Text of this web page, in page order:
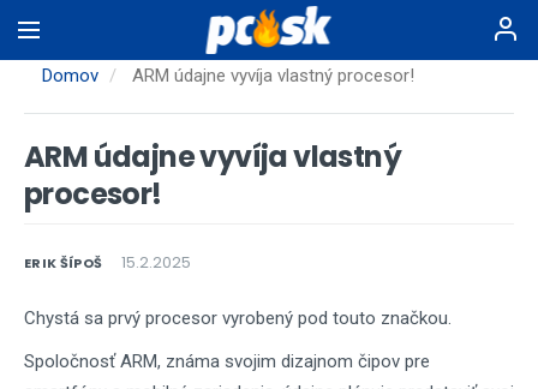
na
hlavnýDomov ARM údajne vyvíja vlastný procesor!
ARM údajne vyvíja vlastný
procesor!
ERIK ŠÍPOŠ 15.2.2025
Chystá sa prvý procesor vyrobený pod touto značkou.
Spoločnosť ARM, známa svojim dizajnom čipov pre